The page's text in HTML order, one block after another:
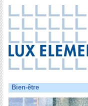
Bien-être